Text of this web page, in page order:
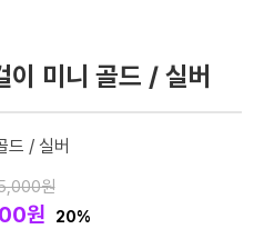
이 미니 골드 / 실버
드 / 실버
원
원 20%